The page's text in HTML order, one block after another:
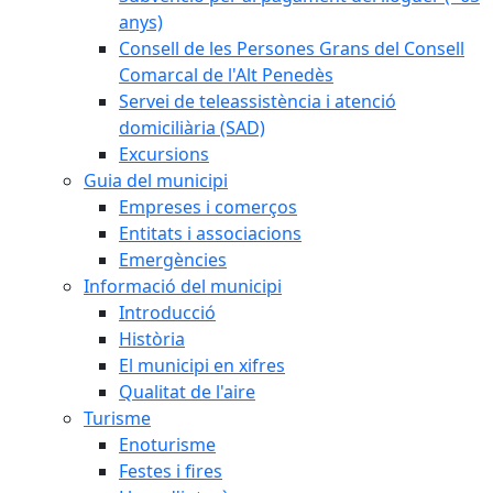
anys)
Consell de les Persones Grans del Consell
Comarcal de l'Alt Penedès
Servei de teleassistència i atenció
domiciliària (SAD)
Excursions
Guia del municipi
Empreses i comerços
Entitats i associacions
Emergències
Informació del municipi
Introducció
Història
El municipi en xifres
Qualitat de l'aire
Turisme
Enoturisme
Festes i fires